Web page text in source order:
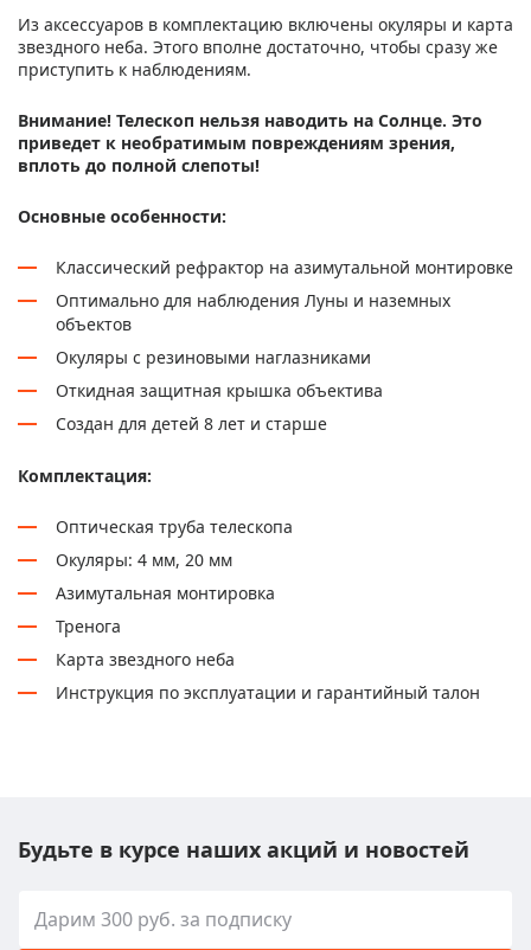
Из аксессуаров в комплектацию включены окуляры и карта
звездного неба. Этого вполне достаточно, чтобы сразу же
приступить к наблюдениям.
Внимание! Телескоп нельзя наводить на Солнце. Это
приведет к необратимым повреждениям зрения,
вплоть до полной слепоты!
Основные особенности:
Классический рефрактор на азимутальной монтировке
Оптимально для наблюдения Луны и наземных
объектов
Окуляры с резиновыми наглазниками
Откидная защитная крышка объектива
Создан для детей 8 лет и старше
Комплектация:
Оптическая труба телескопа
Окуляры: 4 мм, 20 мм
Азимутальная монтировка
Тренога
Карта звездного неба
Инструкция по эксплуатации и гарантийный талон
Будьте в курсе наших акций и новостей